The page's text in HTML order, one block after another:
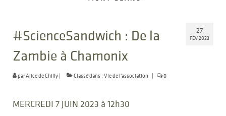
27
FÉV 2023
#ScienceSandwich : De la
Zambie à Chamonix
parAlice de Chilly | Classé dans : Vie de l'association | 0
MERCREDI 7 JUIN 2023 à 12h30